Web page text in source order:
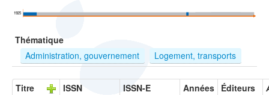
1925
Thématique
Administration, gouvernement
Logement, transports
Titre ISSN ISSN-E Années Éditeurs